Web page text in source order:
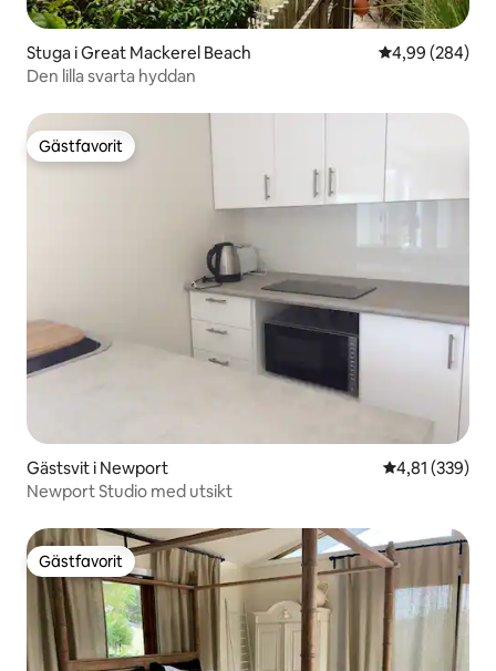
Stuga i Great Mackerel Beach 4,99 av 5 i
4,99 (284)
Den lilla svarta hyddan
Gästfavorit
Gästfavorit
Gästsvit i Newport 4,81 av 5 i
4,81 (339)
Newport Studio med utsikt
Gästfavorit
Gästfavorit